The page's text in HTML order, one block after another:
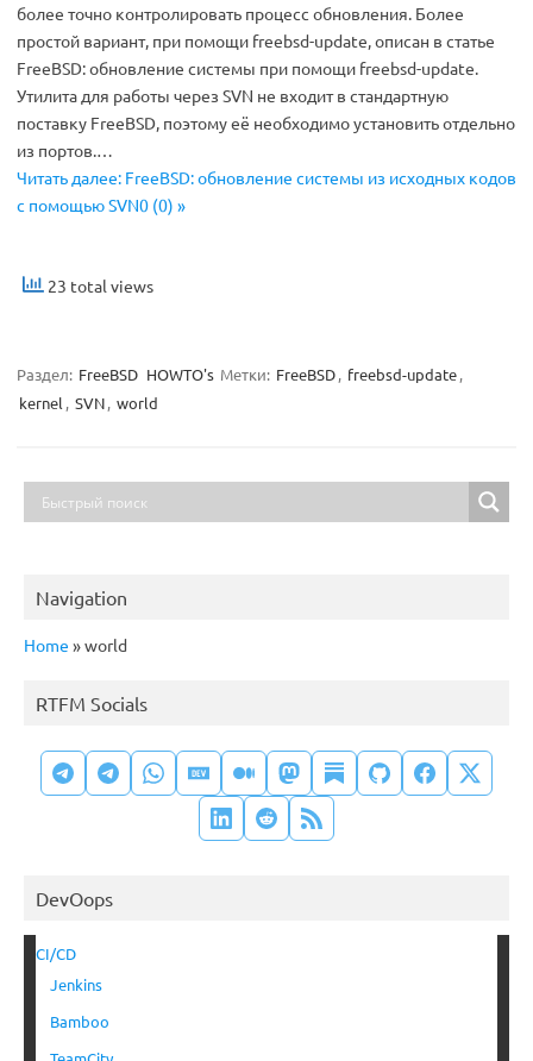
более точно контролировать процесс обновления. Более
простой вариант, при помощи freebsd-update, описан в статье
FreeBSD: обновление системы при помощи freebsd-update.
Утилита для работы через SVN не входит в стандартную
поставку FreeBSD, поэтому её необходимо установить отдельно
из портов.…
Читать далее: FreeBSD: обновление системы из исходных кодов
с помощью SVN0 (0) »
23 total views
Раздел: FreeBSD HOWTO's Метки: FreeBSD, freebsd-update,
kernel , SVN, world
Navigation
Home »world
RTFM Socials
DevOops
CI/CD
Jenkins
Bamboo